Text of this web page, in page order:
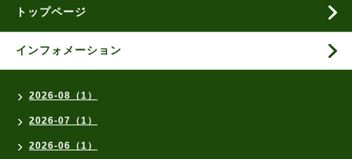
トップページ
インフォメーション
2026-08（1）
2026-07（1）
2026-06（1）